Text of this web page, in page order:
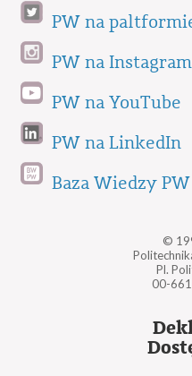
PW na
PW na
PW na YouTube
PW na LinkedIn
Baza Wiedzy PW
©
Pl.
00-661